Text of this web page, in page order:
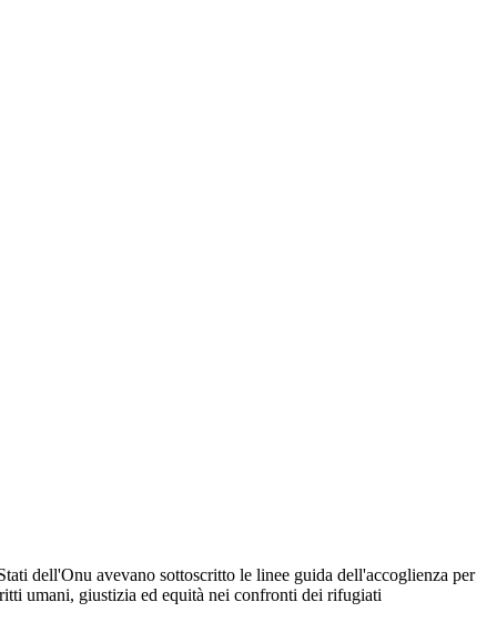
dell'Onu avevano sottoscritto le linee guida dell'accoglienza per
umani, giustizia ed equità nei confronti dei rifugiati